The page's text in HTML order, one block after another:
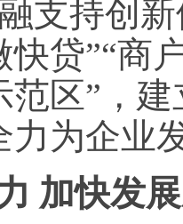
支持创
快贷”“商
范区”，
力为企业
加快发